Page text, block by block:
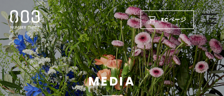
ECページ
MEDIA
TOP
PRODUCTS